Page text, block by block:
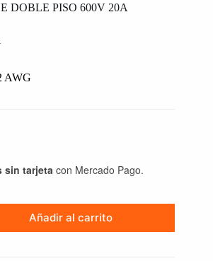
DOBLE PISO 600V 20A
AWG
sin tarjeta con Mercado Pago.
Añadir al carrito